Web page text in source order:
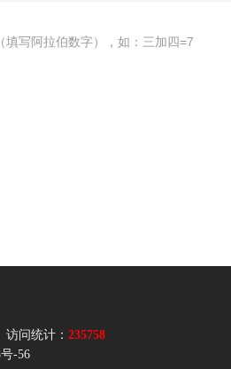
填写阿拉伯数字），如：三加四=7
问统计： 235758
-56